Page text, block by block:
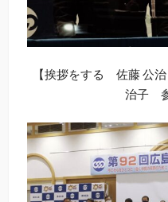
【挨拶をする 佐藤
治子 参